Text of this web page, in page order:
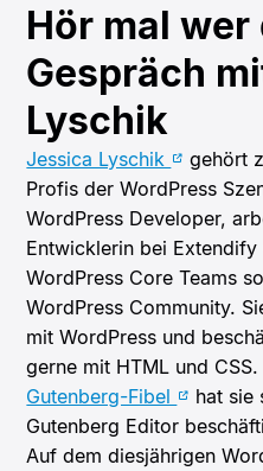
Hör mal wer
Gespräch
Lyschik
Jessica Lyschik
gehört
Profis der WordPress
WordPress Developer,
Entwicklerin bei
WordPress Core Teams
WordPress Community.
mit WordPress und
gerne mit HTML und
Gutenberg-Fibel
hat sie
Gutenberg Editor
Auf dem diesjährigen